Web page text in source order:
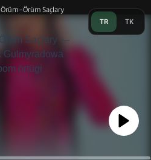
TR TK
Örüm-Örüm Saçlary
Play